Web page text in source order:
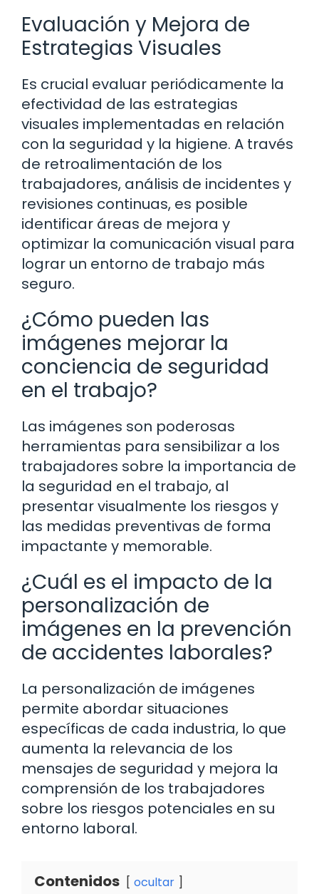
Evaluación y Mejora de
Estrategias Visuales
Es crucial evaluar periódicamente la
efectividad de las estrategias
visuales implementadas en relación
con la seguridad y la higiene. A través
de retroalimentación de los
trabajadores, análisis de incidentes y
revisiones continuas, es posible
identificar áreas de mejora y
optimizar la comunicación visual para
lograr un entorno de trabajo más
seguro.
¿Cómo pueden las
imágenes mejorar la
conciencia de seguridad
en el trabajo?
Las imágenes son poderosas
herramientas para sensibilizar a los
trabajadores sobre la importancia de
la seguridad en el trabajo, al
presentar visualmente los riesgos y
las medidas preventivas de forma
impactante y memorable.
¿Cuál es el impacto de la
personalización de
imágenes en la prevención
de accidentes laborales?
La personalización de imágenes
permite abordar situaciones
específicas de cada industria, lo que
aumenta la relevancia de los
mensajes de seguridad y mejora la
comprensión de los trabajadores
sobre los riesgos potenciales en su
entorno laboral.
Contenidos ocultar